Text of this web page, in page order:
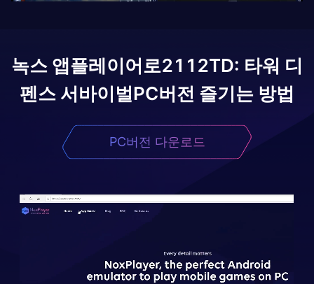
녹스 앱플레이어로2112TD: 타워 디
펜스 서바이벌PC버전 즐기는 방법
PC버전 다운로드